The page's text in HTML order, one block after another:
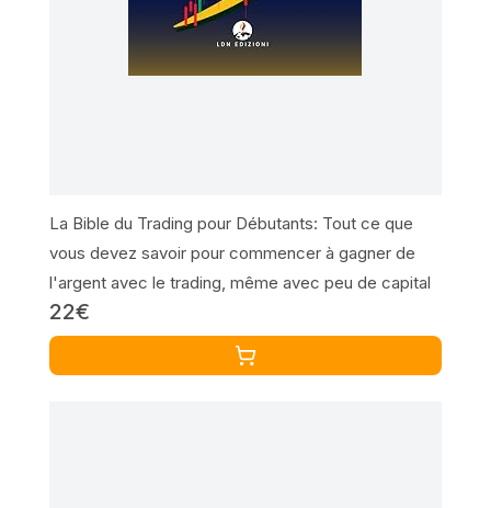
La Bible du Trading pour Débutants: Tout ce que
vous devez savoir pour commencer à gagner de
l'argent avec le trading, même avec peu de capital
22€